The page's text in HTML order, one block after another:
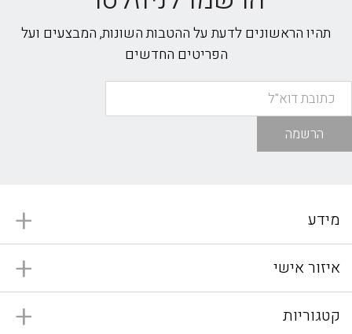
תהיו הראשונים לדעת על ההטבות השונות, המבצעים ועל
הפריטים החדשים
הרשמה
מידע
איזור אישי
קטגוריות